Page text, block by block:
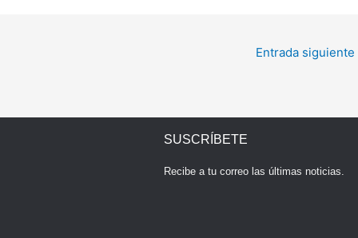
Entrada siguiente
SUSCRÍBETE
Recibe a tu correo las últimas noticias.